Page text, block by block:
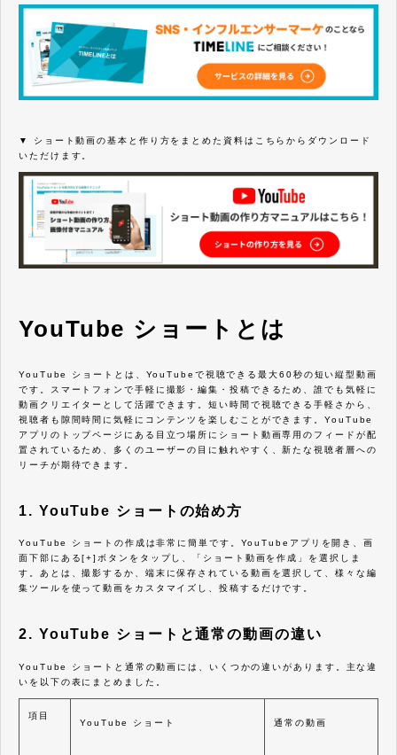
▼ ショート動画の基本と作り方をまとめた資料はこちらからダウンロード
いただけます。
YouTube ショートとは
YouTube ショートとは、YouTubeで視聴できる最大60秒の短い縦型動画
です。スマートフォンで手軽に撮影・編集・投稿できるため、誰でも気軽に
動画クリエイターとして活躍できます。短い時間で視聴できる手軽さから、
視聴者も隙間時間に気軽にコンテンツを楽しむことができます。YouTube
アプリのトップページにある目立つ場所にショート動画専用のフィードが配
置されているため、多くのユーザーの目に触れやすく、新たな視聴者層への
リーチが期待できます。
1. YouTube ショートの始め方
YouTube ショートの作成は非常に簡単です。YouTubeアプリを開き、画
面下部にある[+]ボタンをタップし、「ショート動画を作成」を選択しま
す。あとは、撮影するか、端末に保存されている動画を選択して、様々な編
集ツールを使って動画をカスタマイズし、投稿するだけです。
2. YouTube ショートと通常の動画の違い
YouTube ショートと通常の動画には、いくつかの違いがあります。主な違
いを以下の表にまとめました。
項目
YouTube ショート 通常の動画